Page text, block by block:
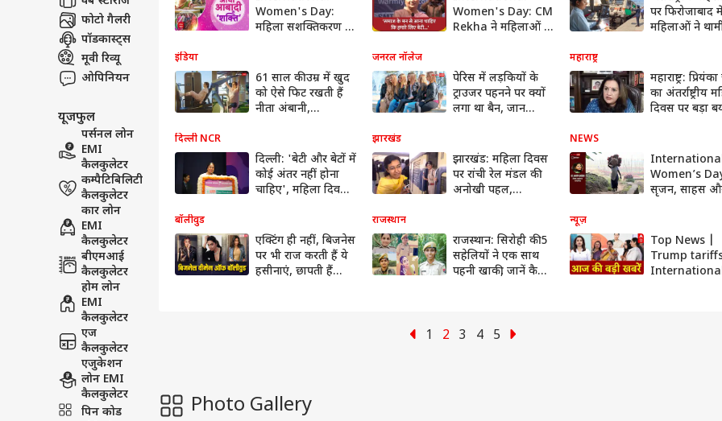
फोटो गैलरी
पॉडकास्ट्स
मूवी रिव्यू
ओपिनियन
यूजफुल
पर्सनल लोन
EMI
कैलकुलेटर
कम्पैटिबिलिटी
कैलकुलेटर
कार लोन
EMI
कैलकुलेटर
बीएमआई
कैलकुलेटर
होम लोन
EMI
कैलकुलेटर
एज
कैलकुलेटर
एजुकेशन
लोन EMI
कैलकुलेटर
पिन कोड
Women's Day:
महिला सशक्तिकरण की
Adani Group |
ABP News
Women's Day: CM
Rekha ने महिलाओं के
कही ये बात | ABP
News
पर फिरोजाबाद
महिलाओं ने
इंडिया
61 साल की उम्र में खुद
को ऐसे फिट रखती हैं
नीता अंबानी,
जनरल नॉलेज
पेरिस में लड़कियों के
ट्राउजर पहनने पर क्यों
लगा था बैन, जान
महाराष्ट्र
महाराष्ट्र:
का अंतर्राष्ट्रीय
दिवस पर बड़ा
दिल्ली NCR
दिल्ली: 'बेटी और बेटों में
कोई अंतर नहीं होना
चाहिए', महिला दिवस
झारखंड
झारखंड: महिला दिवस
पर रांची रेल मंडल की
अनोखी पहल,
NEWS
Women’s
सृजन, साहस
बॉलीवुड
एक्टिंग ही नहीं, बिजनेस
पर भी राज करती हैं ये
हसीनाएं, छापती हैं
राजस्थान
राजस्थान: सिरोही की 5
सहेलियों ने एक साथ
पहनी खाकी, जानें कैसे
न्यूज़
Top News |
Trump tariffs
1 2 3 4 5
Photo Gallery